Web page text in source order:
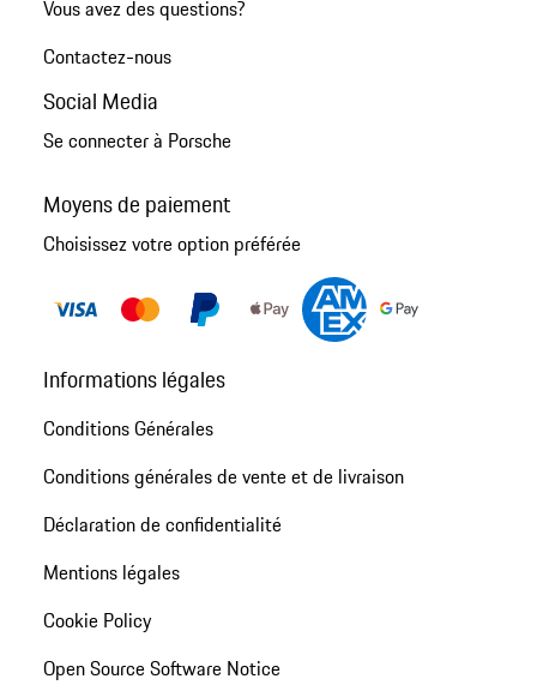
Vous avez des questions?
Contactez-nous
Social Media
Se connecter à Porsche
Moyens de paiement
Choisissez votre option préférée
Informations légales
Conditions Générales
Conditions générales de vente et de livraison
Déclaration de confidentialité
Mentions légales
Cookie Policy
Open Source Software Notice